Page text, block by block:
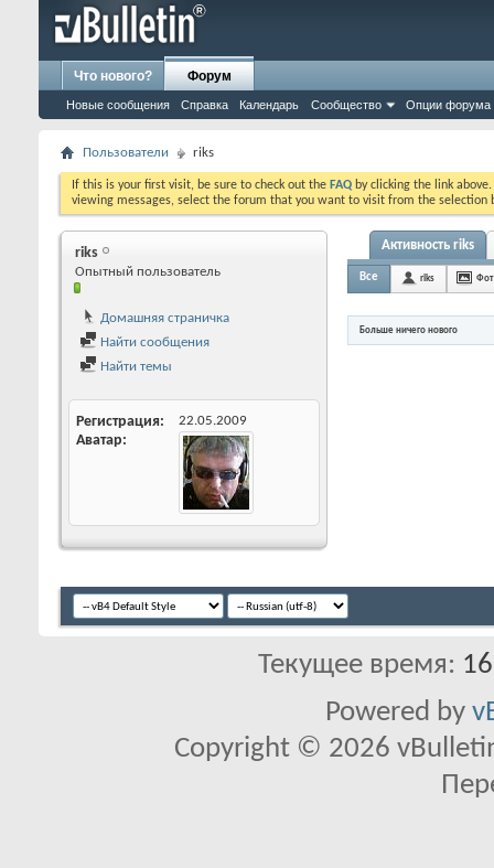
Что нового? Форум
Новые сообщения Справка Календарь Сообщество Опции форума
Пользователи riks
If this is your first visit, be sure to check out the FAQ by clicking the link
viewing messages, select the forum that you want to visit from the selection
riks
Опытный пользователь
Домашняя страничка
Найти сообщения
Найти темы
Регистрация 22.05.2009
Аватар
Активность riks
Все riks
Больше ничего нового
Текущее время:
Powered by
Copyright © 2026